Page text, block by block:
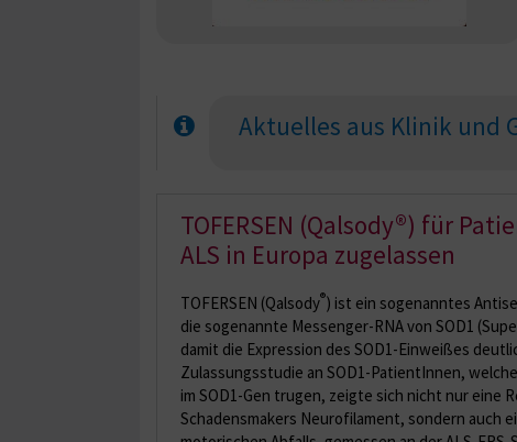
Aktuelles aus Klinik und
TOFERSEN (Qalsody®) für
ALS in Europa zugelassen
TOFERSEN (Qalsody®) ist ein sogenanntes
die sogenannte Messenger-RNA von SOD1
damit die Expression des SOD1-Einweißes
Zulassungsstudie an SOD1-PatientInnen,
im SOD1-Gen trugen, zeigte sich nicht nur eine
Schadensmakers Neurofilament, sondern auch